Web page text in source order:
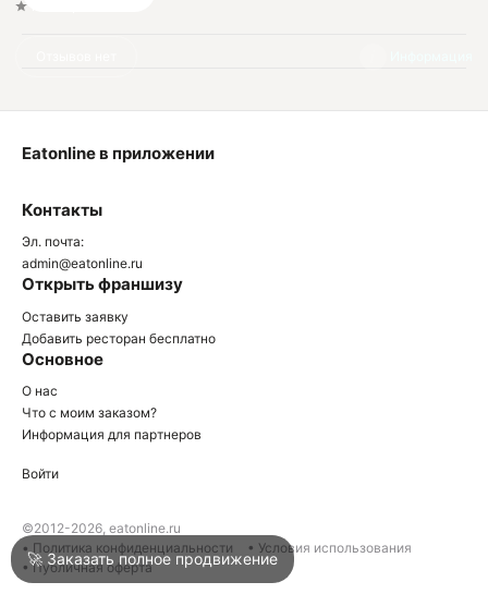
Войти
Написать в техподдержку
Контакты
Эл. почта:
admin@eatonline.ru
Открыть франшизу
Оставить заявку
Добавить ресторан бесплатно
Основное
О нас
Что с моим заказом?
Информация для партнеров
Eatonline в приложении
Войти
©2012-2026, eatonline.ru
• Политика конфиденциальности
• Условия использования
• Публичная оферта
🚀 Заказать полное продвижение